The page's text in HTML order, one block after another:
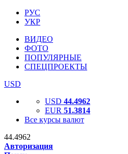
РУС
УКР
ВИДЕО
ФОТО
ПОПУЛЯРНЫЕ
СПЕЦПРОЕКТЫ
USD
USD 44.4962
EUR 51.3814
Все курсы валют
44.4962
Авторизация